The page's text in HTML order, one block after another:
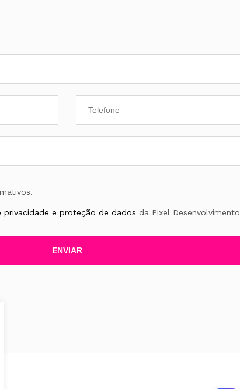
privacidade e proteção de dados da Pixel Desenvolvimento